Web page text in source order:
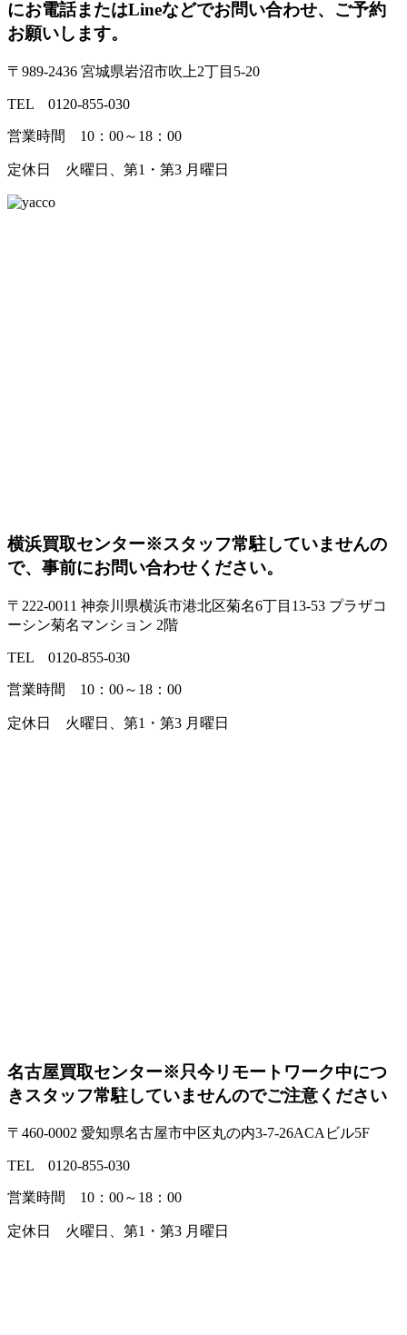
にお電話またはLineなどでお問い合わせ、ご予約
お願いします。
〒989-2436 宮城県岩沼市吹上2丁目5-20
TEL 0120-855-030
営業時間 10：00～18：00
定休日 火曜日、第1・第3 月曜日
横浜買取センター※スタッフ常駐していませんの
で、事前にお問い合わせください。
〒222-0011 神奈川県横浜市港北区菊名6丁目13-53 プラザコ
ーシン菊名マンション 2階
TEL 0120-855-030
営業時間 10：00～18：00
定休日 火曜日、第1・第3 月曜日
名古屋買取センター※只今リモートワーク中につ
きスタッフ常駐していませんのでご注意ください
〒460-0002 愛知県名古屋市中区丸の内3-7-26ACAビル5F
TEL 0120-855-030
営業時間 10：00～18：00
定休日 火曜日、第1・第3 月曜日